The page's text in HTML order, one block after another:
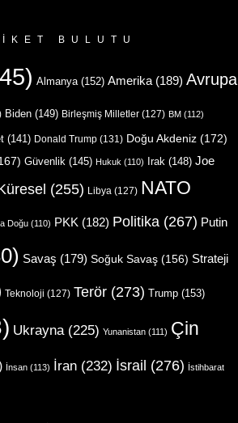
BULUTU
Almanya(152) Amerika (189) Avrupa
Biden (149) Birleşmiş Milletler (127) BM (112)
(141) Donald Trump (131) Doğu Akdeniz (172)
Güvenlik (145) Hukuk (110) Irak (148) Joe
(255) Libya (127) NATO
Doğu (110) PKK (182) Politika (267) Putin
Savaş (179) Soğuk Savaş (156) Strateji
Teknoloji (127) Terör (273) Trump (153)
Ukrayna(225) Yunanistan (111) Çin
İnsan (113) İran (232) İsrail (276) İstihbarat